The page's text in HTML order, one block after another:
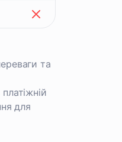
та
для